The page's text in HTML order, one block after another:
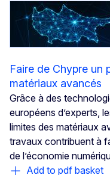
Faire de Chypre un
matériaux avancés
Grâce à des
européens d’experts,
limites des matériaux
travaux contribuent à
de l’économie
Add to pdf basket